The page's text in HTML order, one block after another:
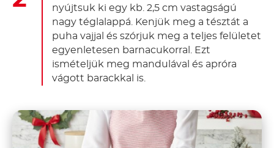
nyújtsuk ki egy kb. 2,5 cm vastagságú
nagy téglalappá. Kenjük meg a tésztát a
puha vajjal és szórjuk meg a teljes felületet
egyenletesen barnacukorral. Ezt
ismételjük meg mandulával és apróra
vágott barackkal is.